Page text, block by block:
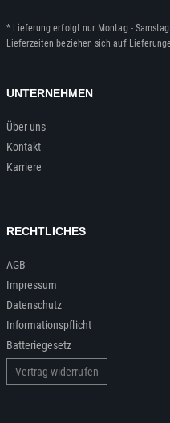
* Lieferung erfolgt nur Montag -
Lieferzeiten beziehen sich auf
UNTERNEHMEN
Über uns
Kontakt
Karriere
RECHTLICHES
AGB
Impressum
Datenschutz
Informationspflicht
Batteriegesetz
Vertrag widerrufen